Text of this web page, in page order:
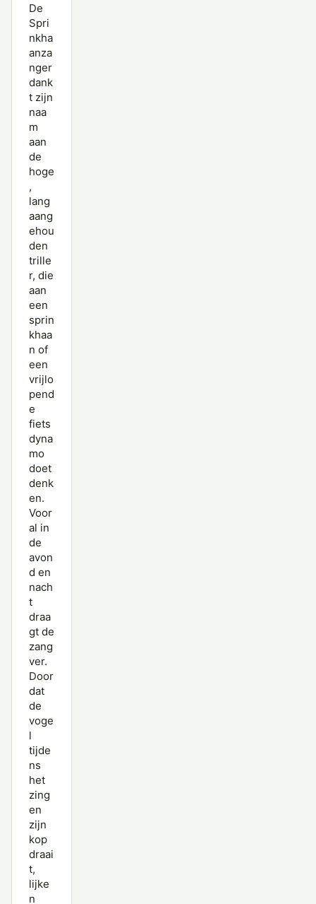
De
Spri
nkha
anza
nger
dank
t zijn
naa
m
aan
de
hoge
,
lang
aang
ehou
den
trille
r, die
aan
een
sprin
khaa
n of
een
vrijlo
pend
e
fiets
dyna
mo
doet
denk
en.
Voor
al in
de
avon
d en
nach
t
draa
gt de
zang
ver.
Door
dat
de
voge
l
tijde
ns
het
zing
en
zijn
kop
draai
t,
lijke
n